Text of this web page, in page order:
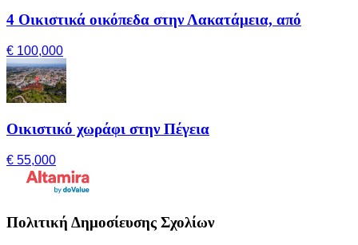
4 Οικιστικά οικόπεδα στην Λακατάμεια, από
€ 100,000
Οικιστικό χωράφι στην Πέγεια
€ 55,000
Πολιτική Δημοσίευσης Σχολίων